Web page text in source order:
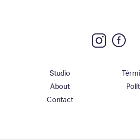
Studio
About
Contact